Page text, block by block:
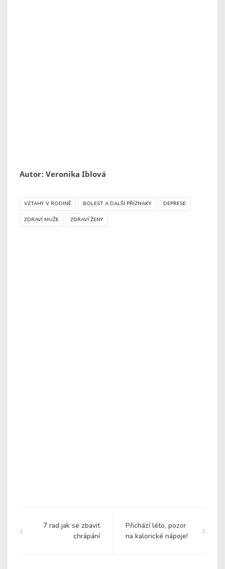
Autor: Veronika Iblová
VZTAHY V RODINĚ BOLEST A DALŠÍ PŘÍZNAKY DEPRESE
ZDRAVÍ MUŽE ZDRAVÍ ŽENY
7 rad jak se zbavit
chrápání
Přichází léto, pozor
na kalorické nápoje!